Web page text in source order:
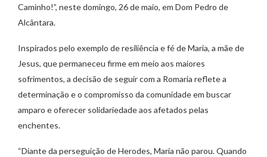
Caminho!”, neste domingo, 26 de maio, em Dom Pedro de
Alcântara.
Inspirados pelo exemplo de resiliência e fé de Maria, a mãe de
Jesus, que permaneceu firme em meio aos maiores
sofrimentos, a decisão de seguir com a Romaria reflete a
determinação e o compromisso da comunidade em buscar
amparo e oferecer solidariedade aos afetados pelas
enchentes.
“Diante da perseguição de Herodes, Maria não parou. Quando